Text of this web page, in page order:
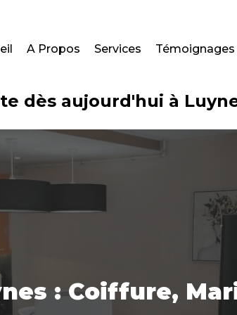
A Propos Services Témoignages
dès aujourd'hui à
: Coiffure,